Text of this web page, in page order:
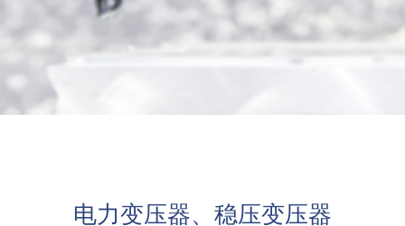
电力变压器、稳压变压器